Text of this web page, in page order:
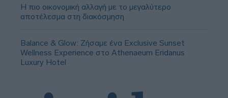
Η πιο οικονομική αλλαγή με το μεγαλύτερο
αποτέλεσμα στη διακόσμηση
Balance & Glow: Ζήσαμε ένα Exclusive Sunset
Wellness Experience στο Athenaeum Eridanus
Luxury Hotel